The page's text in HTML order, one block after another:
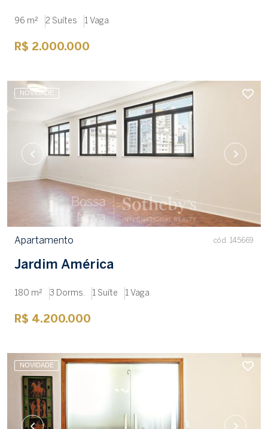
96 m² 2 Suítes 1 Vaga
R$ 2.000.000
NOVIDADE
Apartamento cód. 145669
Jardim América
180 m² 3 Dorms. 1 Suíte 1 Vaga
R$ 4.200.000
NOVIDADE